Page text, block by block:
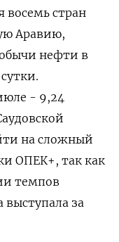
восемь стран
Аравию,
нефти в
- 9,24
на сложный
​ОПЕК+, так как
темпов
за